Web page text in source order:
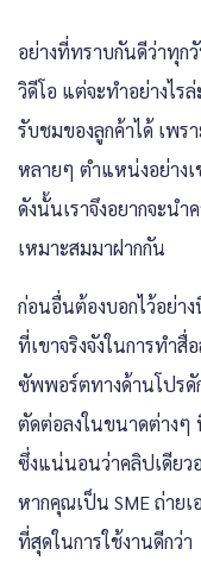
อย่างที่ทราบกันดีว่าทุ
วิดีโอ แต่จะทำอย่างไร
รับชมของลูกค้าได้ เพร
หลายๆ ตำแหน่งอย่างเ
ดังนั้นเราจึงอยากจะนำ
เหมาะสมมาฝากกัน
ก่อนอื่นต้องบอกไว้อย่า
ที่เขาจริงจังในการทำ
ซัพพอร์ตทางด้านโปรดั
ตัดต่อลงในขนาดต่าง
ซึ่งแน่นอนว่าคลิปเดียว
หากคุณเป็น SME ถ่ายเ
ที่สุดในการใช้งานดีกว่า